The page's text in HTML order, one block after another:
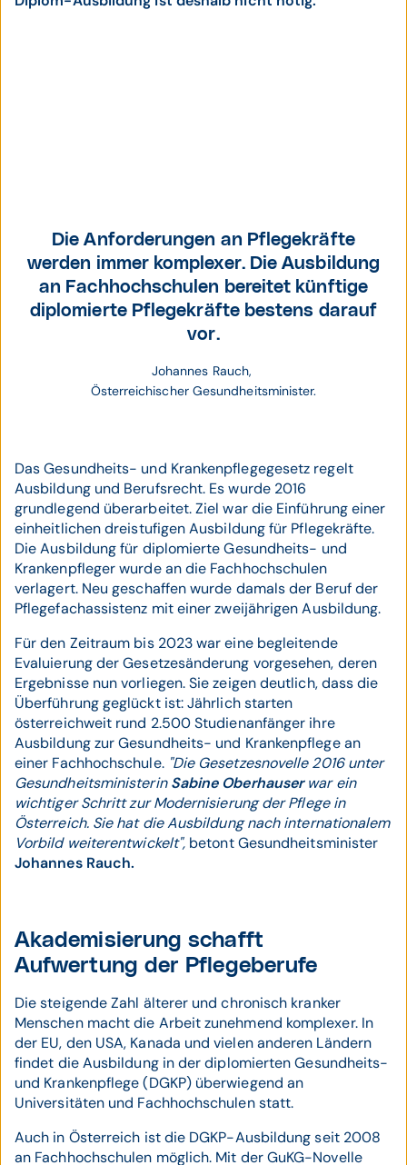
Österreichischer
Gesundheitsminister.
Die Anforderungen an Pflegekräfte
werden immer komplexer. Die Ausbildung
an Fachhochschulen bereitet künftige
diplomierte Pflegekräfte bestens darauf
vor.
Johannes Rauch,
Österreichischer Gesundheitsminister.
Das Gesundheits- und Krankenpflegegesetz regelt
Ausbildung und Berufsrecht. Es wurde 2016
grundlegend überarbeitet. Ziel war die Einführung einer
einheitlichen dreistufigen Ausbildung für Pflegekräfte.
Die Ausbildung für diplomierte Gesundheits- und
Krankenpfleger wurde an die Fachhochschulen
verlagert. Neu geschaffen wurde damals der Beruf der
Pflegefachassistenz mit einer zweijährigen Ausbildung.
Für den Zeitraum bis 2023 war eine begleitende
Evaluierung der Gesetzesänderung vorgesehen, deren
Ergebnisse nun vorliegen. Sie zeigen deutlich, dass die
Überführung geglückt ist: Jährlich starten
österreichweit rund 2.500 Studienanfänger ihre
Ausbildung zur Gesundheits- und Krankenpflege an
einer Fachhochschule. "Die Gesetzesnovelle 2016 unter
GesundheitsministerinSabine Oberhauserwar ein
wichtiger Schritt zur Modernisierung der Pflege in
Österreich. Sie hat die Ausbildung nach internationalem
Vorbild weiterentwickelt", betont Gesundheitsminister
Johannes Rauch.
Akademisierung schafft
Aufwertung der Pflegeberufe
Die steigende Zahl älterer und chronisch kranker
Menschen macht die Arbeit zunehmend komplexer. In
der EU, den USA, Kanada und vielen anderen Ländern
findet die Ausbildung in der diplomierten Gesundheits-
und Krankenpflege (DGKP) überwiegend an
Universitäten und Fachhochschulen statt.
Auch in Österreich ist die DGKP-Ausbildung seit 2008
an Fachhochschulen möglich. Mit der GuKG-Novelle